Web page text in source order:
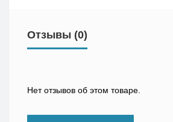
Отзывы (0)
Нет отзывов об этом товаре.